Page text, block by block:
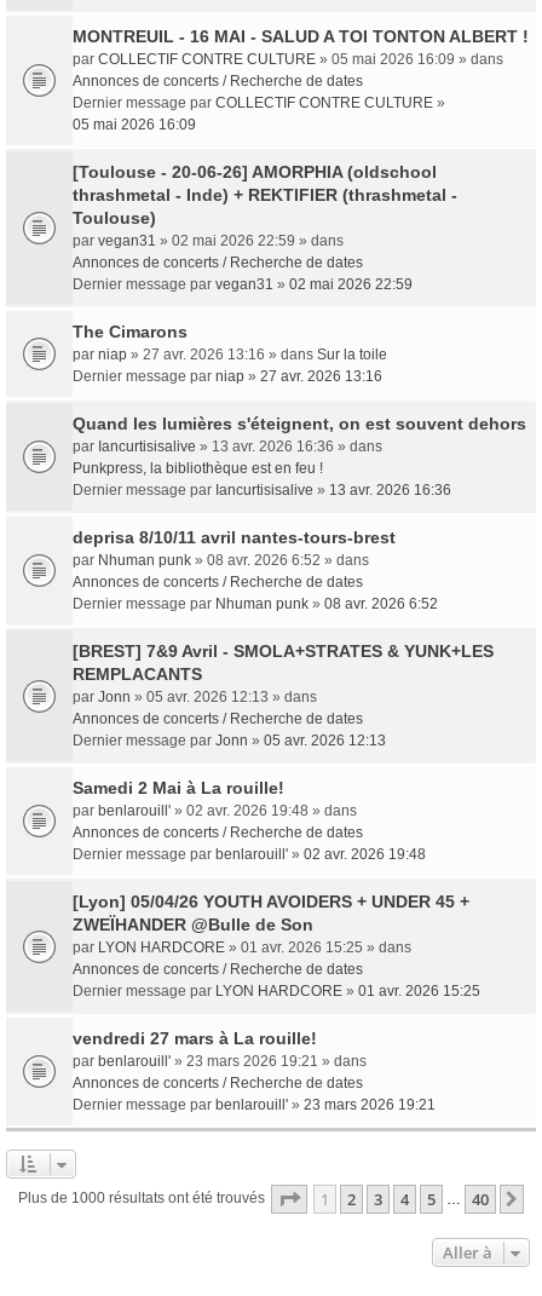
MONTREUIL - 16 MAI - SALUD A TOI TONTON ALBERT !
par COLLECTIF CONTRE CULTURE » 05 mai 2026 16:09 » dans
Annonces de concerts / Recherche de dates
Dernier message par COLLECTIF CONTRE CULTURE »
05 mai 2026 16:09
[Toulouse - 20-06-26] AMORPHIA (oldschool
thrashmetal - Inde) + REKTIFIER (thrashmetal -
Toulouse)
par vegan31 » 02 mai 2026 22:59 » dans
Annonces de concerts / Recherche de dates
Dernier message par vegan31 » 02 mai 2026 22:59
The Cimarons
par niap » 27 avr. 2026 13:16 » dans Sur la toile
Dernier message par niap » 27 avr. 2026 13:16
Quand les lumières s'éteignent, on est souvent dehors
par Iancurtisisalive » 13 avr. 2026 16:36 » dans
Punkpress, la bibliothèque est en feu !
Dernier message par Iancurtisisalive » 13 avr. 2026 16:36
deprisa 8/10/11 avril nantes-tours-brest
par Nhuman punk » 08 avr. 2026 6:52 » dans
Annonces de concerts / Recherche de dates
Dernier message par Nhuman punk » 08 avr. 2026 6:52
[BREST] 7&9 Avril - SMOLA+STRATES & YUNK+LES
REMPLACANTS
par Jonn » 05 avr. 2026 12:13 » dans
Annonces de concerts / Recherche de dates
Dernier message par Jonn » 05 avr. 2026 12:13
Samedi 2 Mai à La rouille!
par benlarouill' » 02 avr. 2026 19:48 » dans
Annonces de concerts / Recherche de dates
Dernier message par benlarouill' » 02 avr. 2026 19:48
[Lyon] 05/04/26 YOUTH AVOIDERS + UNDER 45 +
ZWEÏHANDER @Bulle de Son
par LYON HARDCORE » 01 avr. 2026 15:25 » dans
Annonces de concerts / Recherche de dates
Dernier message par LYON HARDCORE » 01 avr. 2026 15:25
vendredi 27 mars à La rouille!
par benlarouill' » 23 mars 2026 19:21 » dans
Annonces de concerts / Recherche de dates
Dernier message par benlarouill' » 23 mars 2026 19:21
Plus de 1000 résultats ont été trouvés Page 1sur40
1 2 3 4 5 … 40
Aller à